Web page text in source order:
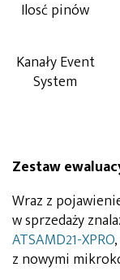
Ilosć pinów
Kanały Event
System
Zestaw
Wraz z
w sprzedaży
ATSAMD21-XPRO
z nowymi